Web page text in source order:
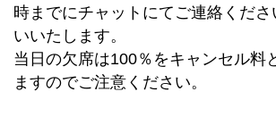
時までにチャットにてご連絡くだ
いいたします。
当日の欠席は100％をキャンセル料
ますのでご注意ください。